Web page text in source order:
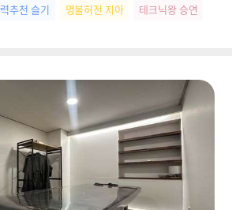
추천 슬기 명불허전 지아 테크닉왕 승연